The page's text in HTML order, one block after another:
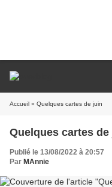
Accueil » Quelques cartes de juin
Publié le 13/08/2022 à 20:57
Par MAnnie